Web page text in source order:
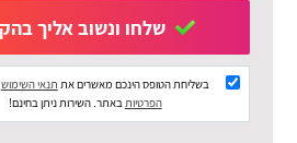
שלחו ונשוב אליך בהקדם
בשליחת הטופס הינכם מאשרים את תנאי השימוש
הפרטיותבאתר. השירות ניתן בחינם!